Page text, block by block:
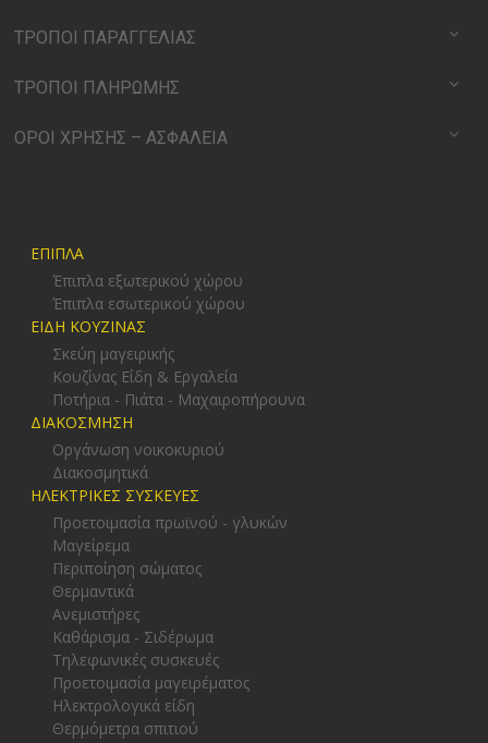
ΤΡΟΠΟΙ ΠΑΡΑΓΓΕΛΙΑΣ
ΤΡΟΠΟΙ ΠΛΗΡΩΜΗΣ
ΟΡΟΙ ΧΡΗΣΗΣ – ΑΣΦΑΛΕΙΑ
ΕΠΙΠΛΑ
Έπιπλα εξωτερικού χώρου
Έπιπλα εσωτερικού χώρου
ΕΙΔΗ ΚΟΥΖΙΝΑΣ
Σκεύη μαγειρικής
Κουζίνας Είδη & Εργαλεία
Ποτήρια - Πιάτα - Μαχαιροπήρουνα
ΔΙΑΚΟΣΜΗΣΗ
Οργάνωση νοικοκυριού
Διακοσμητικά
ΗΛΕΚΤΡΙΚΕΣ ΣΥΣΚΕΥΕΣ
Προετοιμασία πρωϊνού - γλυκών
Μαγείρεμα
Περιποίηση σώματος
Θερμαντικά
Ανεμιστήρες
Καθάρισμα - Σιδέρωμα
Τηλεφωνικές συσκευές
Προετοιμασία μαγειρέματος
Ηλεκτρολογικά είδη
Θερμόμετρα σπιτιού